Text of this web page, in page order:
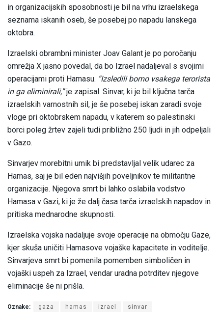
in organizacijskih sposobnosti je bil na vrhu izraelskega
seznama iskanih oseb, še posebej po napadu lanskega
oktobra.
Izraelski obrambni minister Joav Galant je po poročanju
omrežja X jasno povedal, da bo Izrael nadaljeval s svojimi
operacijami proti Hamasu. “Izsledili bomo vsakega terorista
in ga eliminirali,”je zapisal. Sinvar, ki je bil ključna tarča
izraelskih varnostnih sil, je še posebej iskan zaradi svoje
vloge pri oktobrskem napadu, v katerem so palestinski
borci poleg žrtev zajeli tudi približno 250 ljudi in jih odpeljali
v Gazo.
Sinvarjev morebitni umik bi predstavljal velik udarec za
Hamas, saj je bil eden najvišjih poveljnikov te militantne
organizacije. Njegova smrt bi lahko oslabila vodstvo
Hamasa v Gazi, ki je že dalj časa tarča izraelskih napadov in
pritiska mednarodne skupnosti.
Izraelska vojska nadaljuje svoje operacije na območju Gaze,
kjer skuša uničiti Hamasove vojaške kapacitete in voditelje.
Sinvarjeva smrt bi pomenila pomemben simboličen in
vojaški uspeh za Izrael, vendar uradna potrditev njegove
eliminacije še ni prišla.
Oznake: gaza hamas izrael sinvar